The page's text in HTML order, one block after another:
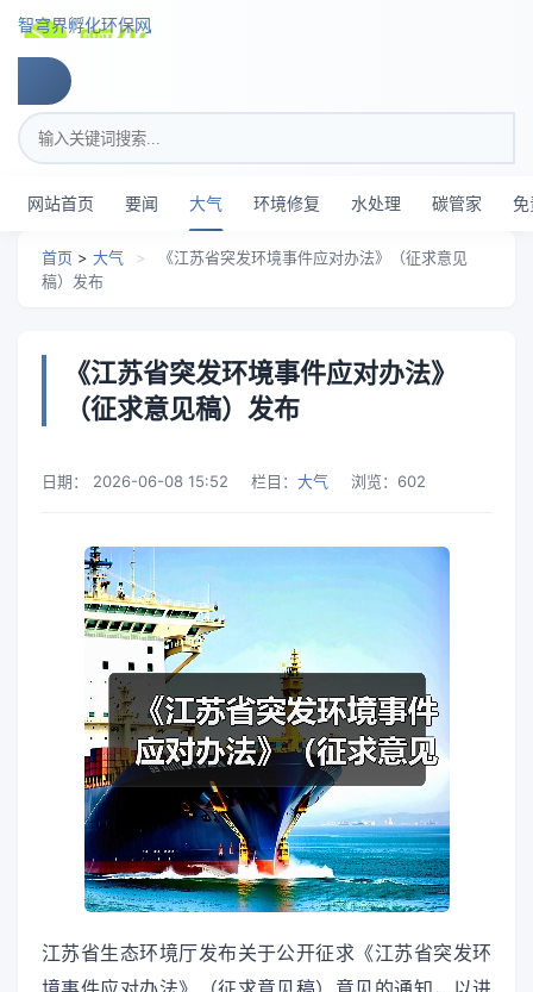
智穹界孵化环保网
搜索关键词
网站首页 要闻 大气 环境修复 水处理 碳管家 免
首页 > 大气 >
《江苏省突发环境事件应对办法》（征求意见
稿）发布
《江苏省突发环境事件应对办法》
（征求意见稿）发布
日期： 2026-06-08 15:52 栏目： 大气 浏览： 602
江苏省生态环境厅发布关于公开征求《江苏省突发环